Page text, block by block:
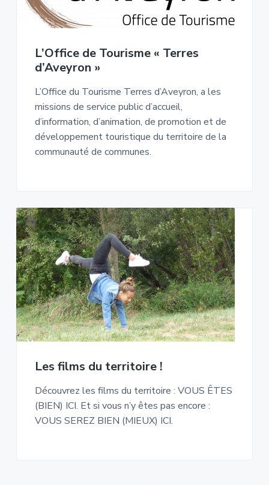
L’Office de Tourisme « Terres
d’Aveyron »
L’Office du Tourisme Terres d’Aveyron, a les
missions de service public d’accueil,
d’information, d’animation, de promotion et de
développement touristique du territoire de la
communauté de communes.
Les films du territoire !
Découvrez les films du territoire : VOUS ÊTES
(BIEN) ICI. Et si vous n’y êtes pas encore :
VOUS SEREZ BIEN (MIEUX) ICI.